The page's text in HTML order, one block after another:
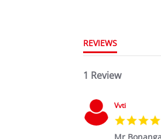
REVIEWS
1 Review
Vvti